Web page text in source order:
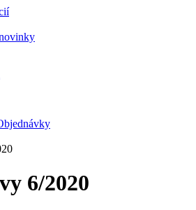
6/2020